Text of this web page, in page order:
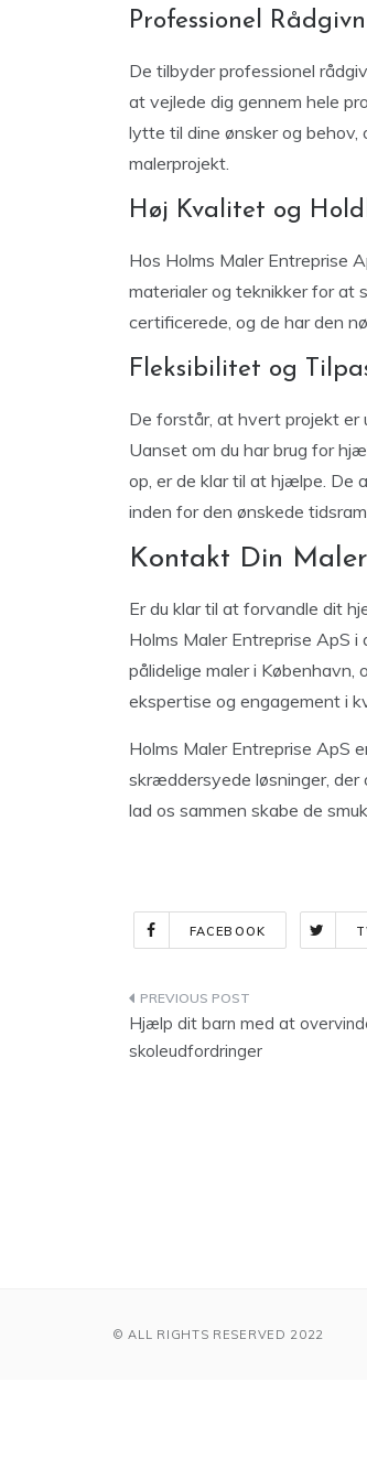
Professionel
De tilbyder professionel
at vejlede dig gennem hele
lytte til dine ønsker og behov,
malerprojekt.
Høj Kvalitet og
Hos Holms Maler Entreprise
materialer og teknikker for at
certificerede, og de har den
Fleksibilitet og
De forstår, at hvert projekt er
Uanset om du har brug for
op, er de klar til at hjælpe. De
inden for den ønskede
Kontakt Din
Er du klar til at forvandle dit
Holms Maler Entreprise ApS
pålidelige maler i
ekspertise og engagement i
Holms Maler Entreprise ApS
skræddersyede løsninger,
lad os sammen skabe de
FACEBOOK
Indlægsnavigation
Hjælp dit barn med at
skoleudfordringer
© ALL RIGHTS RESERVED 2022